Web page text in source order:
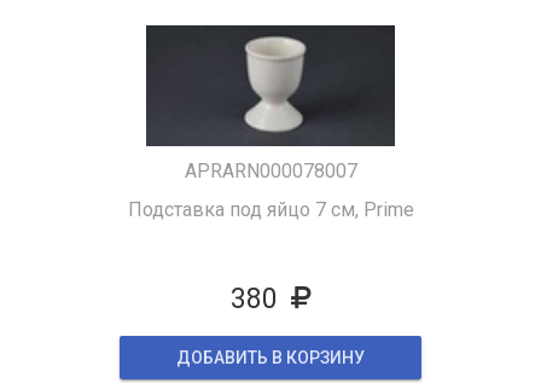
APRARN000078007
Подставка под яйцо 7 см, Prime
380
ДОБАВИТЬ В КОРЗИНУ